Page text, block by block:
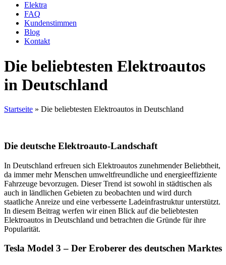
Elektra
FAQ
Kundenstimmen
Blog
Kontakt
Die beliebtesten Elektroautos
in Deutschland
Startseite » Die beliebtesten Elektroautos in Deutschland
Die deutsche Elektroauto-Landschaft
In Deutschland erfreuen sich Elektroautos zunehmender Beliebtheit,
da immer mehr Menschen umweltfreundliche und energieeffiziente
Fahrzeuge bevorzugen. Dieser Trend ist sowohl in städtischen als
auch in ländlichen Gebieten zu beobachten und wird durch
staatliche Anreize und eine verbesserte Ladeinfrastruktur unterstützt.
In diesem Beitrag werfen wir einen Blick auf die beliebtesten
Elektroautos in Deutschland und betrachten die Gründe für ihre
Popularität.
Tesla Model 3 – Der Eroberer des deutschen Marktes